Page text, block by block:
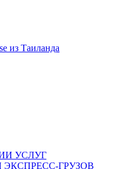
из Таиланда
УСЛУГ
ГРУЗОВ